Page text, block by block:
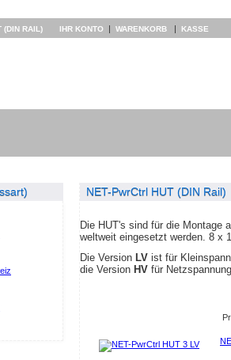
(DIN RAIL) IHR KONTO | WARENKORB | KASSE
NET-PwrCtrl HUT (DIN Rail)
Die HUT's sind für die Montage
weltweit eingesetzt werden. 8 x
Die Version LV ist für
die Version HV für